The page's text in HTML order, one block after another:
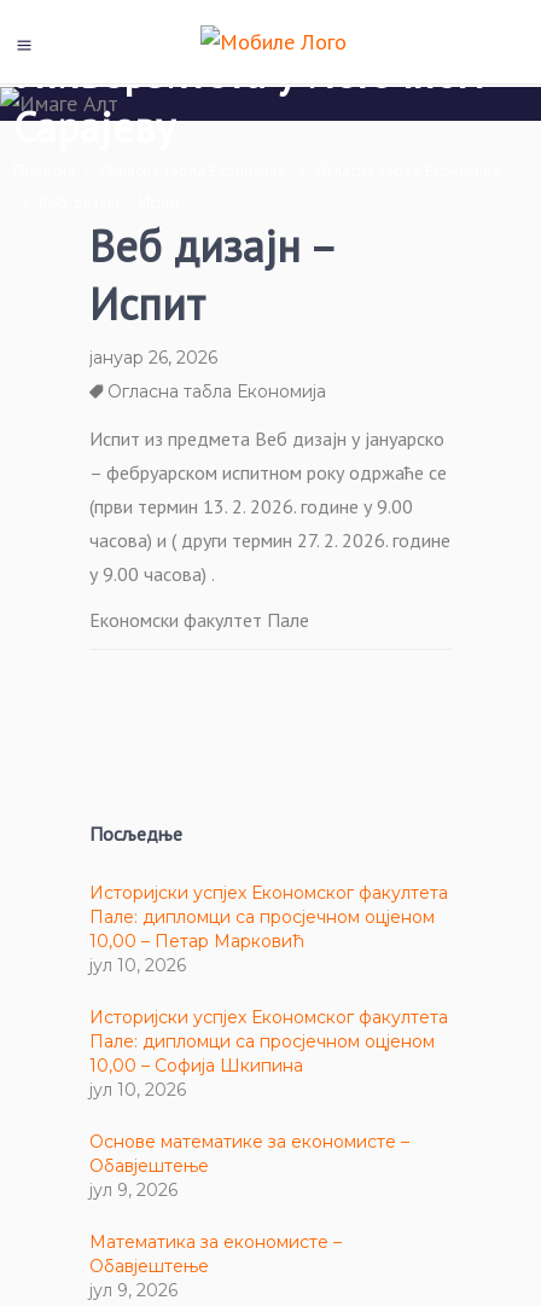
Економски факултет Пале
Сарајеву
Веб дизајн –
Испит
јануар 26, 2026
Огласна табла Економија
Испит из предмета Веб дизајн у јануарско
– фебруарском испитном року одржаће се
(први термин 13. 2. 2026. године у 9.00
часова) и ( други термин 27. 2. 2026. године
у 9.00 часова) .
Економски факултет Пале
Посљедње
Историјски успјех Економског факултета
Пале: дипломци са просјечном оцјеном
10,00 – Петар Марковић
јул 10, 2026
Историјски успјех Економског факултета
Пале: дипломци са просјечном оцјеном
10,00 – Софија Шкипина
јул 10, 2026
Основе математике за економисте –
Обавјештење
јул 9, 2026
Математика за економисте –
Обавјештење
јул 9, 2026